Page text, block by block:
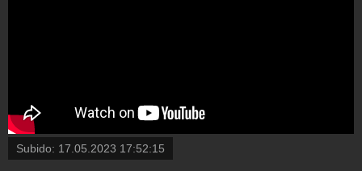
Subido: 17.05.2023 17:52:15